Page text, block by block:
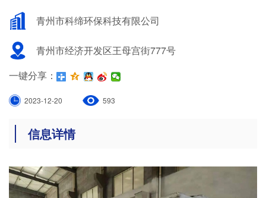
青州市科缔环保科技有限公司
青州市经济开发区王母宫街777号
一键分享：
2023-12-20 593
信息详情